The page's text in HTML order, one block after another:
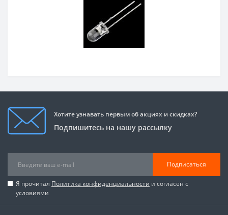
Хотите узнавать первым об акциях и скидках?
Подпишитесь на нашу рассылку
Подписаться
Я прочитал Политика конфиденциальности и согласен с
условиями